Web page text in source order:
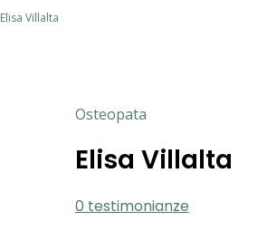
Elisa Villalta
Osteopata
Elisa Villalta
0 testimonianze